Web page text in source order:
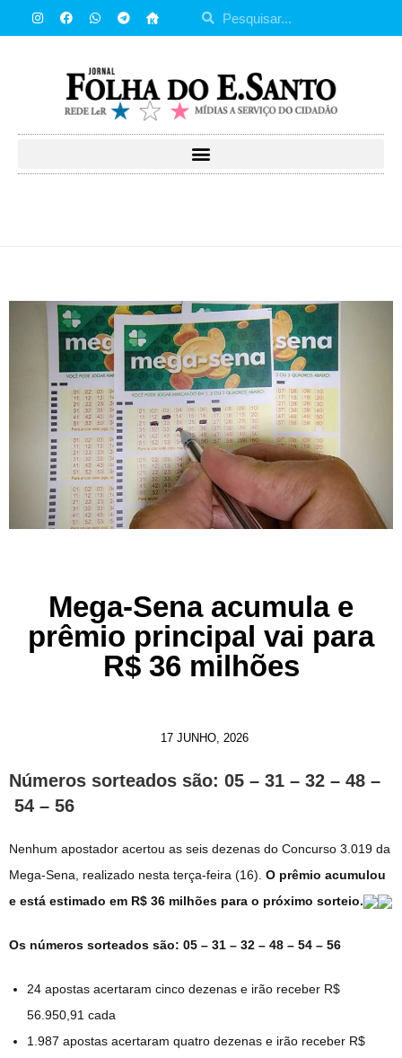
Mega-Sena acumula e
prêmio principal vai para
R$ 36 milhões
17 JUNHO, 2026
Números sorteados são: 05 – 31 – 32 – 48 –
54 – 56
Nenhum apostador acertou as seis dezenas do Concurso 3.019 da
Mega-Sena, realizado nesta terça-feira (16). O prêmio acumulou
e está estimado em R$ 36 milhões para o próximo sorteio.
Os números sorteados são: 05 – 31 – 32 – 48 – 54 – 56
24 apostas acertaram cinco dezenas e irão receber R$
56.950,91 cada
1.987 apostas acertaram quatro dezenas e irão receber R$